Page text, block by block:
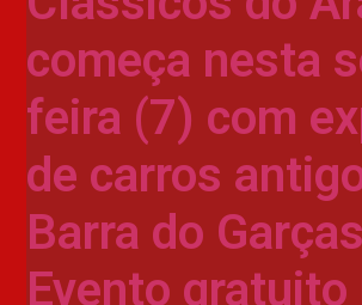
começa nesta
feira (7) com
de carros
Barra do
Evento gratuito